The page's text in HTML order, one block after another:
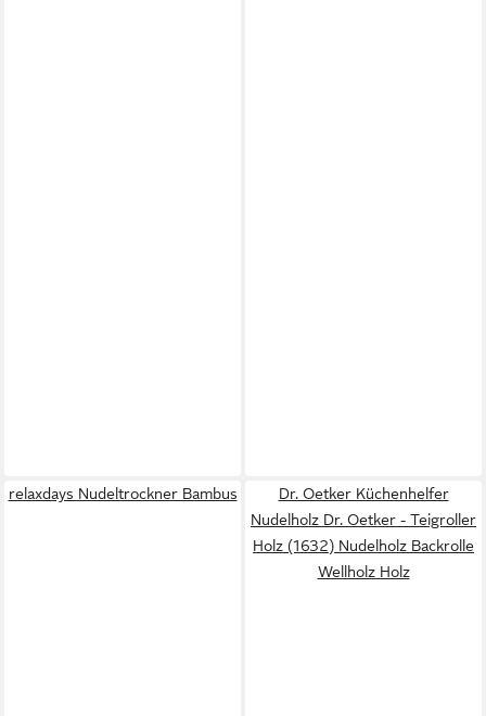
relaxdays Nudeltrockner Bambus
Dr. Oetker Küchenhelfer
Nudelholz Dr. Oetker - Teigroller
Holz (1632) Nudelholz Backrolle
Wellholz Holz